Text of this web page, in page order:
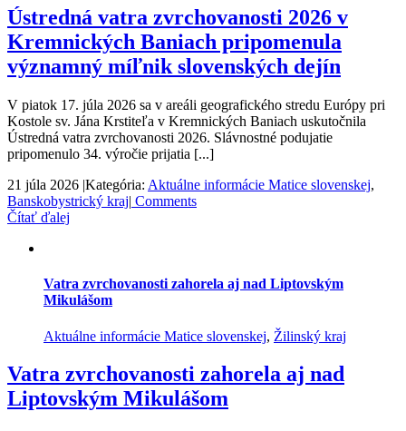
Ústredná vatra zvrchovanosti 2026 v
Kremnických Baniach pripomenula
významný míľnik slovenských dejín
V piatok 17. júla 2026 sa v areáli geografického stredu Európy pri
Kostole sv. Jána Krstiteľa v Kremnických Baniach uskutočnila
Ústredná vatra zvrchovanosti 2026. Slávnostné podujatie
pripomenulo 34. výročie prijatia [...]
21 júla 2026 |Kategória: Aktuálne informácie Matice slovenskej,
Banskobystrický kraj| Comments
Čítať ďalej
Vatra zvrchovanosti zahorela aj nad Liptovským
Mikulášom
Aktuálne informácie Matice slovenskej, Žilinský kraj
Vatra zvrchovanosti zahorela aj nad
Liptovským Mikulášom